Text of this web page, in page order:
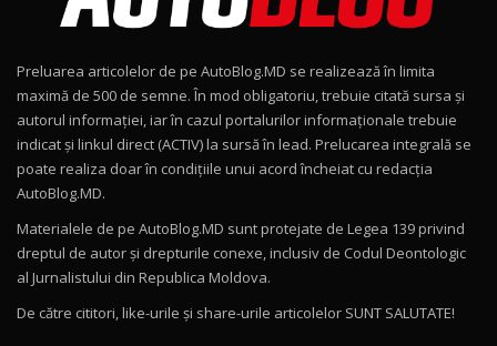
Noul Geely EX2 / Test Drive AutoBlog.MD
15:22
Mercedes-AMG E 53 HYBRID 4MATIC+ / Test
Drive AutoBlog.MD
16:27
11
Noul Volvo ES90 / Test Drive AutoBlog.MD
12
Noul MG HS / Test Drive AutoBlog.MD
16:48
Preluarea articolelor de pe AutoBlog.MD se realizează în limita
maximă de 500 de semne. În mod obligatoriu, trebuie citată sursa și
autorul informației, iar în cazul portalurilor informaționale trebuie
indicat și linkul direct (ACTIV) la sursă în lead. Prelucarea integrală se
poate realiza doar în condițiile unui acord încheiat cu redacţia
AutoBlog.MD.
Materialele de pe AutoBlog.MD sunt protejate de Legea 139 privind
dreptul de autor și drepturile conexe, inclusiv de Codul Deontologic
al Jurnalistului din Republica Moldova.
De către cititori, like-urile şi share-urile articolelor SUNT SALUTATE!